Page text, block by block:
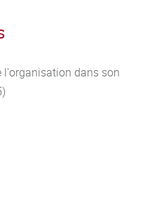
l'organisation dans son